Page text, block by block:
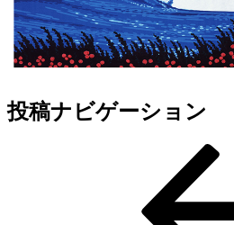
投稿ナビゲーション